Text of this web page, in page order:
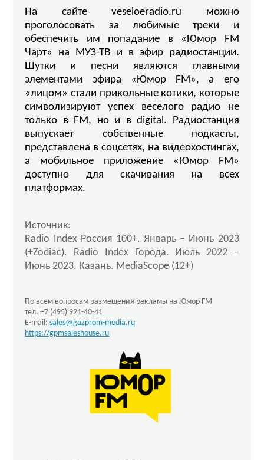
На сайтеveseloeradio.ru можно
проголосовать за любимые треки и
обеспечить им попадание в «Юмор FM
Чарт» на МУЗ-ТВ и в эфир радиостанции.
Шутки и песни являются главными
элементами эфира «Юмор FM», а его
«лицом» стали прикольные котики, которые
символизируют успех веселого радио не
только в FM, но и в digital. Радиостанция
выпускает собственные подкасты,
представлена в соцсетях, на видеохостингах,
а мобильное приложение «Юмор FM»
доступно для скачивания на всех
платформах.
Источник:
Radio Index Россия 100+. Январь – Июнь 2023
(+Zodiac). Radio Index Города. Июль 2022 –
Июнь 2023. Казань. MediaScope (12+)
По всем вопросам размещения рекламы на Юмор FM
тел. +7 (495) 921-40-41
E-mail:sales@gazprom-media.ru
https://gpmsaleshouse.ru